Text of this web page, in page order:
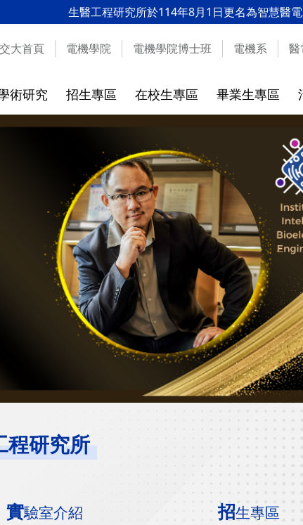
生醫工程研究所於114年8月1日更名為智慧醫電工程
大首頁 電機學院 電機學院博士班 電機系 醫
術研究 招生專區
簡章
碩班新生入學QA
在校生專區
離校時程
畢業生資料表
學
畢業生專區
通訊資料更新
網站資料開放宣告
言
程研究所
實驗室介紹 招生專區